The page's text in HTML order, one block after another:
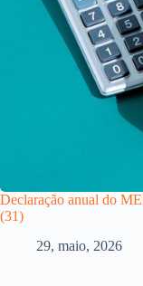
Declaração anual do
(31)
29, maio, 2026